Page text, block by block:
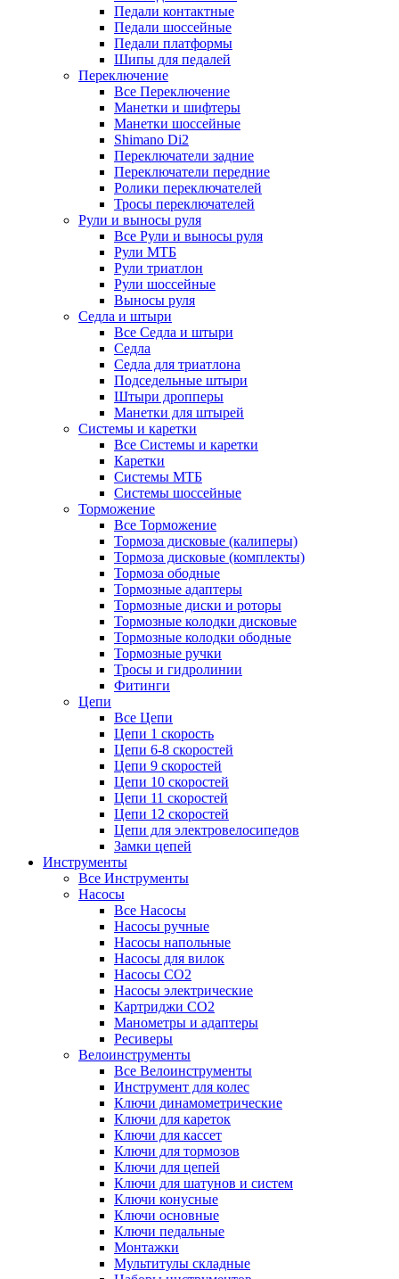
Педали контактные
Педали шоссейные
Педали платформы
Шипы для педалей
Переключение
Все Переключение
Манетки и шифтеры
Манетки шоссейные
Shimano Di2
Переключатели задние
Переключатели передние
Ролики переключателей
Тросы переключателей
Рули и выносы руля
Все Рули и выносы руля
Рули МТБ
Рули триатлон
Рули шоссейные
Выносы руля
Седла и штыри
Все Седла и штыри
Седла
Седла для триатлона
Подседельные штыри
Штыри дропперы
Манетки для штырей
Системы и каретки
Все Системы и каретки
Каретки
Системы МТБ
Системы шоссейные
Торможение
Все Торможение
Тормоза дисковые (калиперы)
Тормоза дисковые (комплекты)
Тормоза ободные
Тормозные адаптеры
Тормозные диски и роторы
Тормозные колодки дисковые
Тормозные колодки ободные
Тормозные ручки
Тросы и гидролинии
Фитинги
Цепи
Все Цепи
Цепи 1 скорость
Цепи 6-8 скоростей
Цепи 9 скоростей
Цепи 10 скоростей
Цепи 11 скоростей
Цепи 12 скоростей
Цепи для электровелосипедов
Замки цепей
Инструменты
Все Инструменты
Насосы
Все Насосы
Насосы ручные
Насосы напольные
Насосы для вилок
Насосы CO2
Насосы электрические
Картриджи CO2
Манометры и адаптеры
Ресиверы
Велоинструменты
Все Велоинструменты
Инструмент для колес
Ключи динамометрические
Ключи для кареток
Ключи для кассет
Ключи для тормозов
Ключи для цепей
Ключи для шатунов и систем
Ключи конусные
Ключи основные
Ключи педальные
Монтажки
Мультитулы складные